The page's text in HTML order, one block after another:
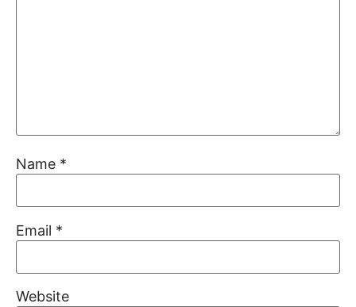
Name *
Email *
Website